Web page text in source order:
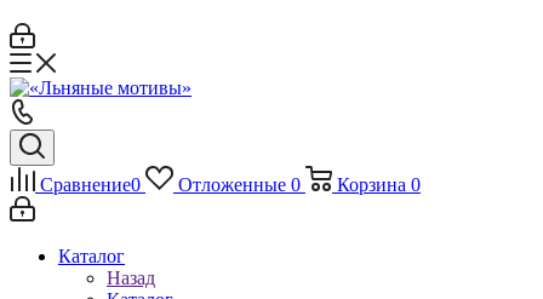
Сравнение0 Отложенные 0 Корзина 0
Каталог
Назад